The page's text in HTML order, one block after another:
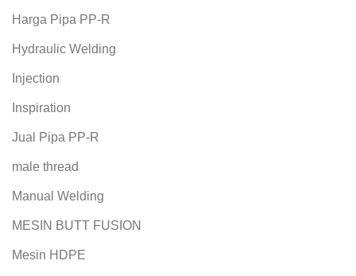
Harga Pipa PP-R
Hydraulic Welding
Injection
Inspiration
Jual Pipa PP-R
male thread
Manual Welding
MESIN BUTT FUSION
Mesin HDPE